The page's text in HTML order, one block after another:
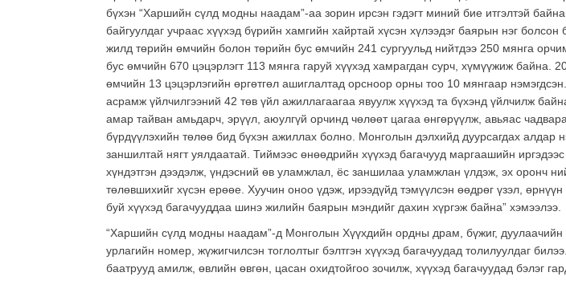
бүхэн “Харшийн сүлд модны наадам”-аа зорин ирсэн гэдэгт миний бие итгэлтэй
байгуулдаг учраас хүүхэд бүрийн хамгийн хайртай хүсэн хүлээдэг баярын нэг
жилд төрийн өмчийн болон төрийн бус өмчийн 241 сургуульд нийтдээ 250 мянга
бус өмчийн 670 цэцэрлэгт 113 мянга гаруй хүүхэд хамрагдан сурч, хүмүүжиж байна.
өмчийн 13 цэцэрлэгийн өргөтгөл ашиглалтад орсноор орны тоо 10 мянгаар
асрамж үйлчилгээний 42 төв үйл ажиллагаагаа явуулж хүүхэд та бүхэнд үйлчилж
амар тайван амьдарч, эрүүл, аюулгүй орчинд чөлөөт цагаа өнгөрүүлж, авьяас
бүрдүүлэхийн төлөө бид бүхэн ажиллах болно. Монголын дэлхийд дуурсагдах алдар
заншилтай нягт уялдаатай. Тиймээс өнөөдрийн хүүхэд багачууд маргаашийн
хүндэтгэн дээдэлж, үндэсний өв уламжлал, ёс заншилаа уламжлан үлдэж, эх оронч
төлөвшихийг хүсэн ерөөе. Хуучин оноо үдэж, ирээдүйд тэмүүлсэн өөдрөг үзэл,
буй хүүхэд багачууддаа шинэ жилийн баярын мэндийг дахин хүргэж байна” хэмээлээ.
“Харшийн сүлд модны наадам”-д Монголын Хүүхдийн ордны драм, бүжиг, дуулаачийн
урлагийн номер, жүжигчилсэн тоглолтыг бэлтгэн хүүхэд багачуудад толилуулдаг
баатрууд амилж, өвлийн өвгөн, цасан охидтойгоо зочилж, хүүхэд багачуудад бэлэг